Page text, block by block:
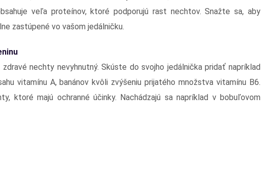
veľa proteínov, ktoré podporujú rast nechtov. Snažte sa, aby
zastúpené vo vašom jedálničku.
nechty nevyhnutný. Skúste do svojho jedálnička pridať napríklad
vitamínu A, banánov kvôli zvýšeniu prijatého množstva vitamínu B6.
ktoré majú ochranné účinky. Nachádzajú sa napríklad v bobuľovom